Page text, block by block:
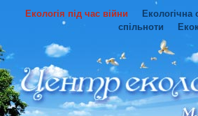
Екологія під час війни Екологічна
спільноти